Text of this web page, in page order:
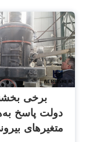
برخی
دولت پاسخ
متغیرهای